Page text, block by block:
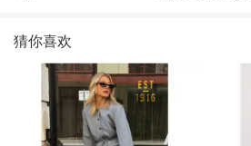
猜你喜欢